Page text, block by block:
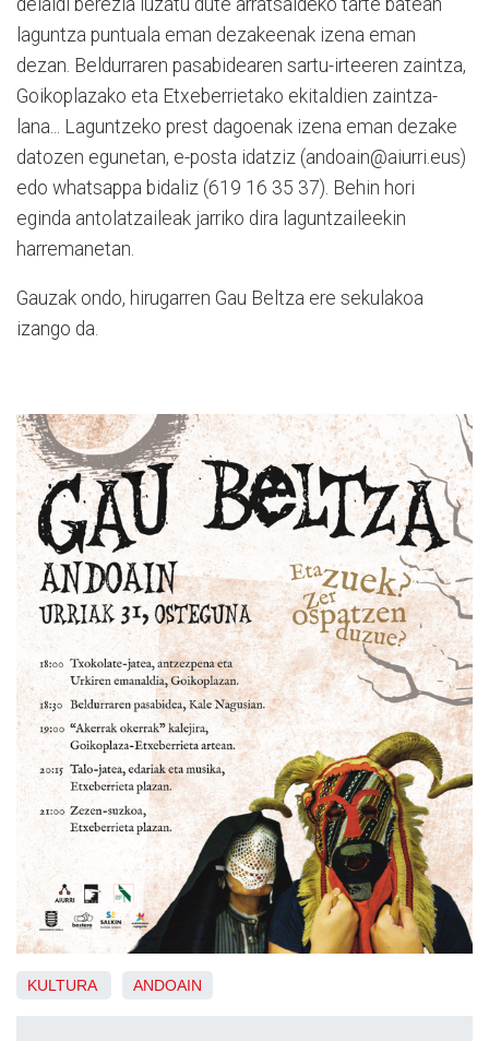
laguntza puntuala eman dezakeenak izena eman
dezan. Beldurraren pasabidearen sartu-irteeren zaintza,
Goikoplazako eta Etxeberrietako ekitaldien zaintza-
lana... Laguntzeko prest dagoenak izena eman dezake
datozen egunetan, e-posta idatziz (andoain@aiurri.eus)
edo whatsappa bidaliz (619 16 35 37). Behin hori
eginda antolatzaileak jarriko dira laguntzaileekin
harremanetan.
Gauzak ondo, hirugarren Gau Beltza ere sekulakoa
izango da.
KULTURA ANDOAIN